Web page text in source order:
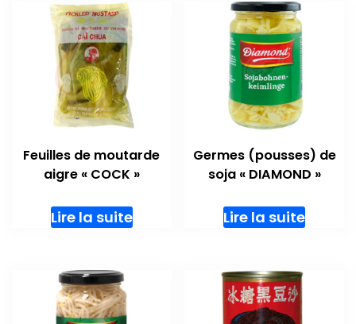
Feuilles de moutarde
aigre « COCK »
Lire la suite
Germes (pousses) de
soja « DIAMOND »
Lire la suite